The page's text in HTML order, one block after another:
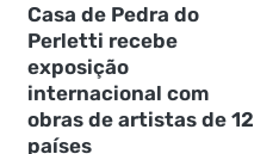
Casa de Pedra do
Perletti recebe
exposição
internacional com
obras de artistas de 12
países